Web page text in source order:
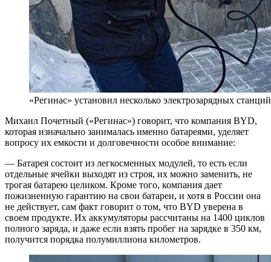
«Регинас» установил несколько электрозарядных
Михаил Почетный («Регинас») говорит, что компания BYD,
которая изначально занималась именно батареями, уделяет
вопросу их емкости и долговечности особое внимание:
— Батарея состоит из легкосменных модулей, то есть если
отдельные ячейки выходят из строя, их можно заменить, не
трогая батарею целиком. Кроме того, компания дает
пожизненную гарантию на свои батареи, и хотя в России она
не действует, сам факт говорит о том, что BYD уверена в
своем продукте. Их аккумуляторы рассчитаны на 1400 циклов
полного заряда, и даже если взять пробег на зарядке в 350 км,
получится порядка полумиллиона километров.